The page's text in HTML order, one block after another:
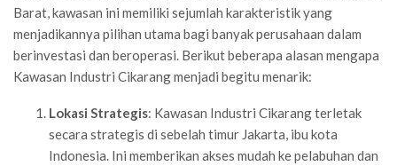
Barat, kawasan ini memiliki sejumlah karakteristik yang
menjadikannya pilihan utama bagi banyak perusahaan dalam
berinvestasi dan beroperasi. Berikut beberapa alasan mengapa
Kawasan Industri Cikarang menjadi begitu menarik:
Lokasi Strategis: Kawasan Industri Cikarang terletak
secara strategis di sebelah timur Jakarta, ibu kota
Indonesia. Ini memberikan akses mudah ke pelabuhan dan